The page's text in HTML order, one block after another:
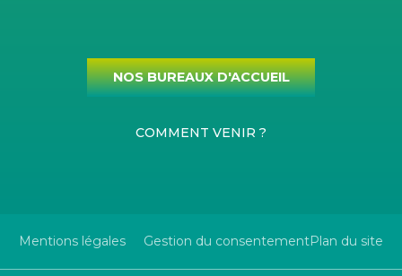
NOS BUREAUX D'ACCUEIL
COMMENT VENIR ?
Mentions légales Gestion du consentementPlan du site